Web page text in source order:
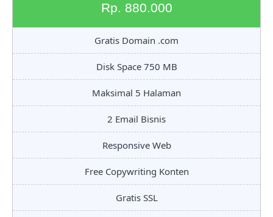
Rp. 880.000
Gratis Domain .com
Disk Space 750 MB
Maksimal 5 Halaman
2 Email Bisnis
Responsive Web
Free Copywriting Konten
Gratis SSL